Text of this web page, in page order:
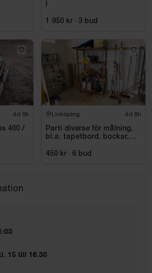
1 950 kr · 3 bud
4d 9h
400 /
Linköping 4d 8h
Parti diverse för målning,
bl.a. tapetbord, bockar,
redskap
450 kr · 6 bud
15 till 16.30